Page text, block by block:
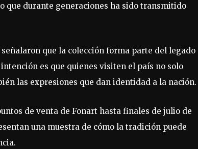
que durante generaciones ha sido transmitido
que la colección forma parte del legado
es que quienes visiten el país no solo
las expresiones que dan identidad a la nación.
de venta de Fonart hasta finales de julio de
una muestra de cómo la tradición puede